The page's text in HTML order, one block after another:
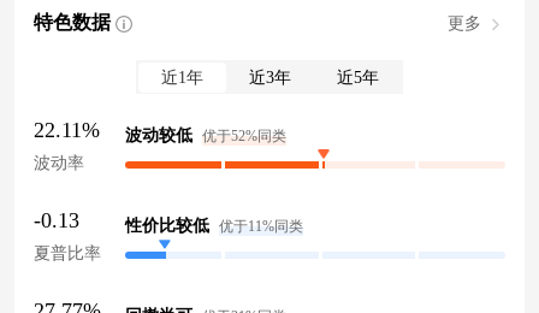
特色数据 更多
近1年 近3年 近5年
22.11%
波动率
波动较低 优于52%同类
-0.13
夏普比率
性价比较低 优于11%同类